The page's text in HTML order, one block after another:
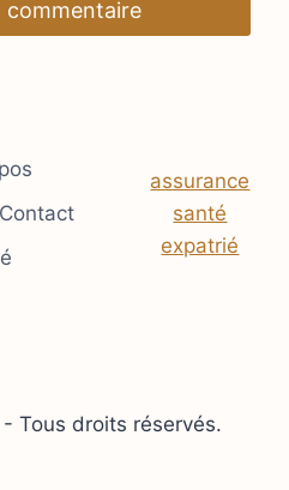
Contact
assurance
santé
expatrié
Tous droits réservés.